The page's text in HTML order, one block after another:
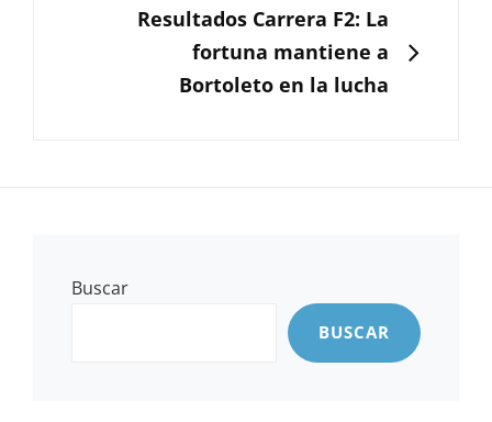
SIGUIENTEResultados Carrera F2: La
fortuna mantiene a
Bortoleto en la lucha
Buscar
BUSCAR